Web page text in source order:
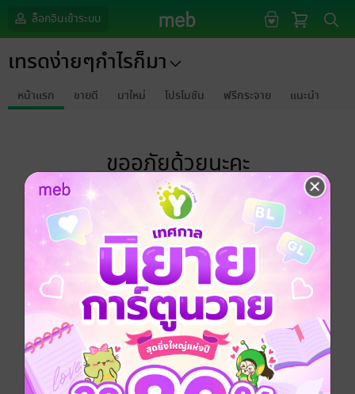
ล็อกอินเข้าระบบ
เทรดง่ายๆกำไรก็มา
หน้าแรก ขายดี มาใหม่ โปรโมชัน ฟรีกระจาย แนะนำ
ขออภัยด้วยนะคะ
ไม่พบข้อมูลในหัวข้อที่คุณกำลังชมค่ะ